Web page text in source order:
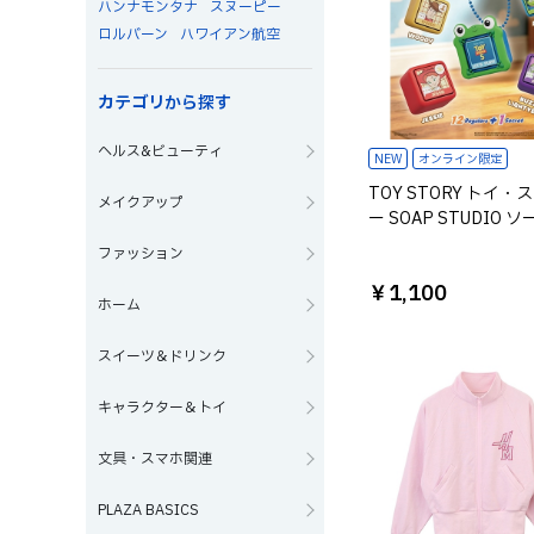
ハンナモンタナ
スヌーピー
ロルバーン
ハワイアン航空
カテゴリから探す
ヘルス&ビューティ
メイクアップ
ファッション
ホーム
スイーツ＆ドリンク
キャラクター＆トイ
文具・スマホ関連
PLAZA BASICS
NEW オンライン限定
TOY STORY トイ・
ー SOAP STUDIO ソ
￥1,100